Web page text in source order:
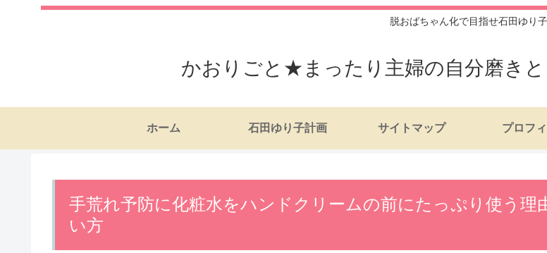
脱おばちゃん化で目指せ石田ゆり子
かおりごと★まったり主婦の自分磨きと
ホーム 石田ゆり子計画 サイトマップ プロフ
手荒れ予防に化粧水をハンドクリームの前にたっぷり使う理
い方